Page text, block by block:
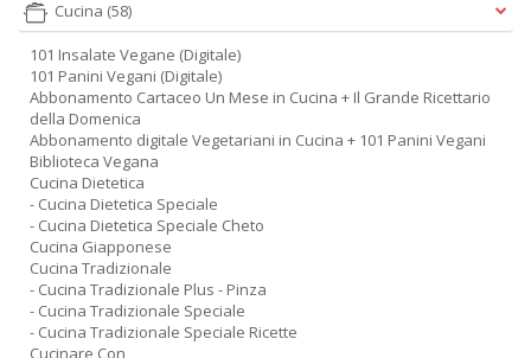
Cucina (58)
101 Insalate Vegane (Digitale)
101 Panini Vegani (Digitale)
Abbonamento Cartaceo Un Mese in Cucina + Il Grande Ricettario
della Domenica
Abbonamento digitale Vegetariani in Cucina + 101 Panini Vegani
Biblioteca Vegana
Cucina Dietetica
- Cucina Dietetica Speciale
- Cucina Dietetica Speciale Cheto
Cucina Giapponese
Cucina Tradizionale
- Cucina Tradizionale Plus - Pinza
- Cucina Tradizionale Speciale
- Cucina Tradizionale Speciale Ricette
Cucinare Con